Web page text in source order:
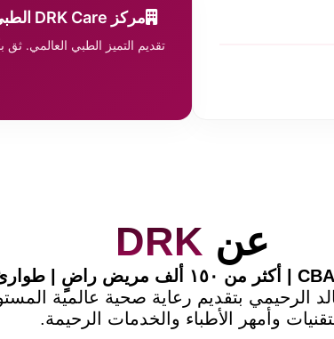
مركز DRK Care الطبي
تقديم التميز الطبي العالمي.
عن DRK
الرحيمي بتقديم رعاية صحية عالمية
وأمهر الأطباء والخدمات الرحيمة.